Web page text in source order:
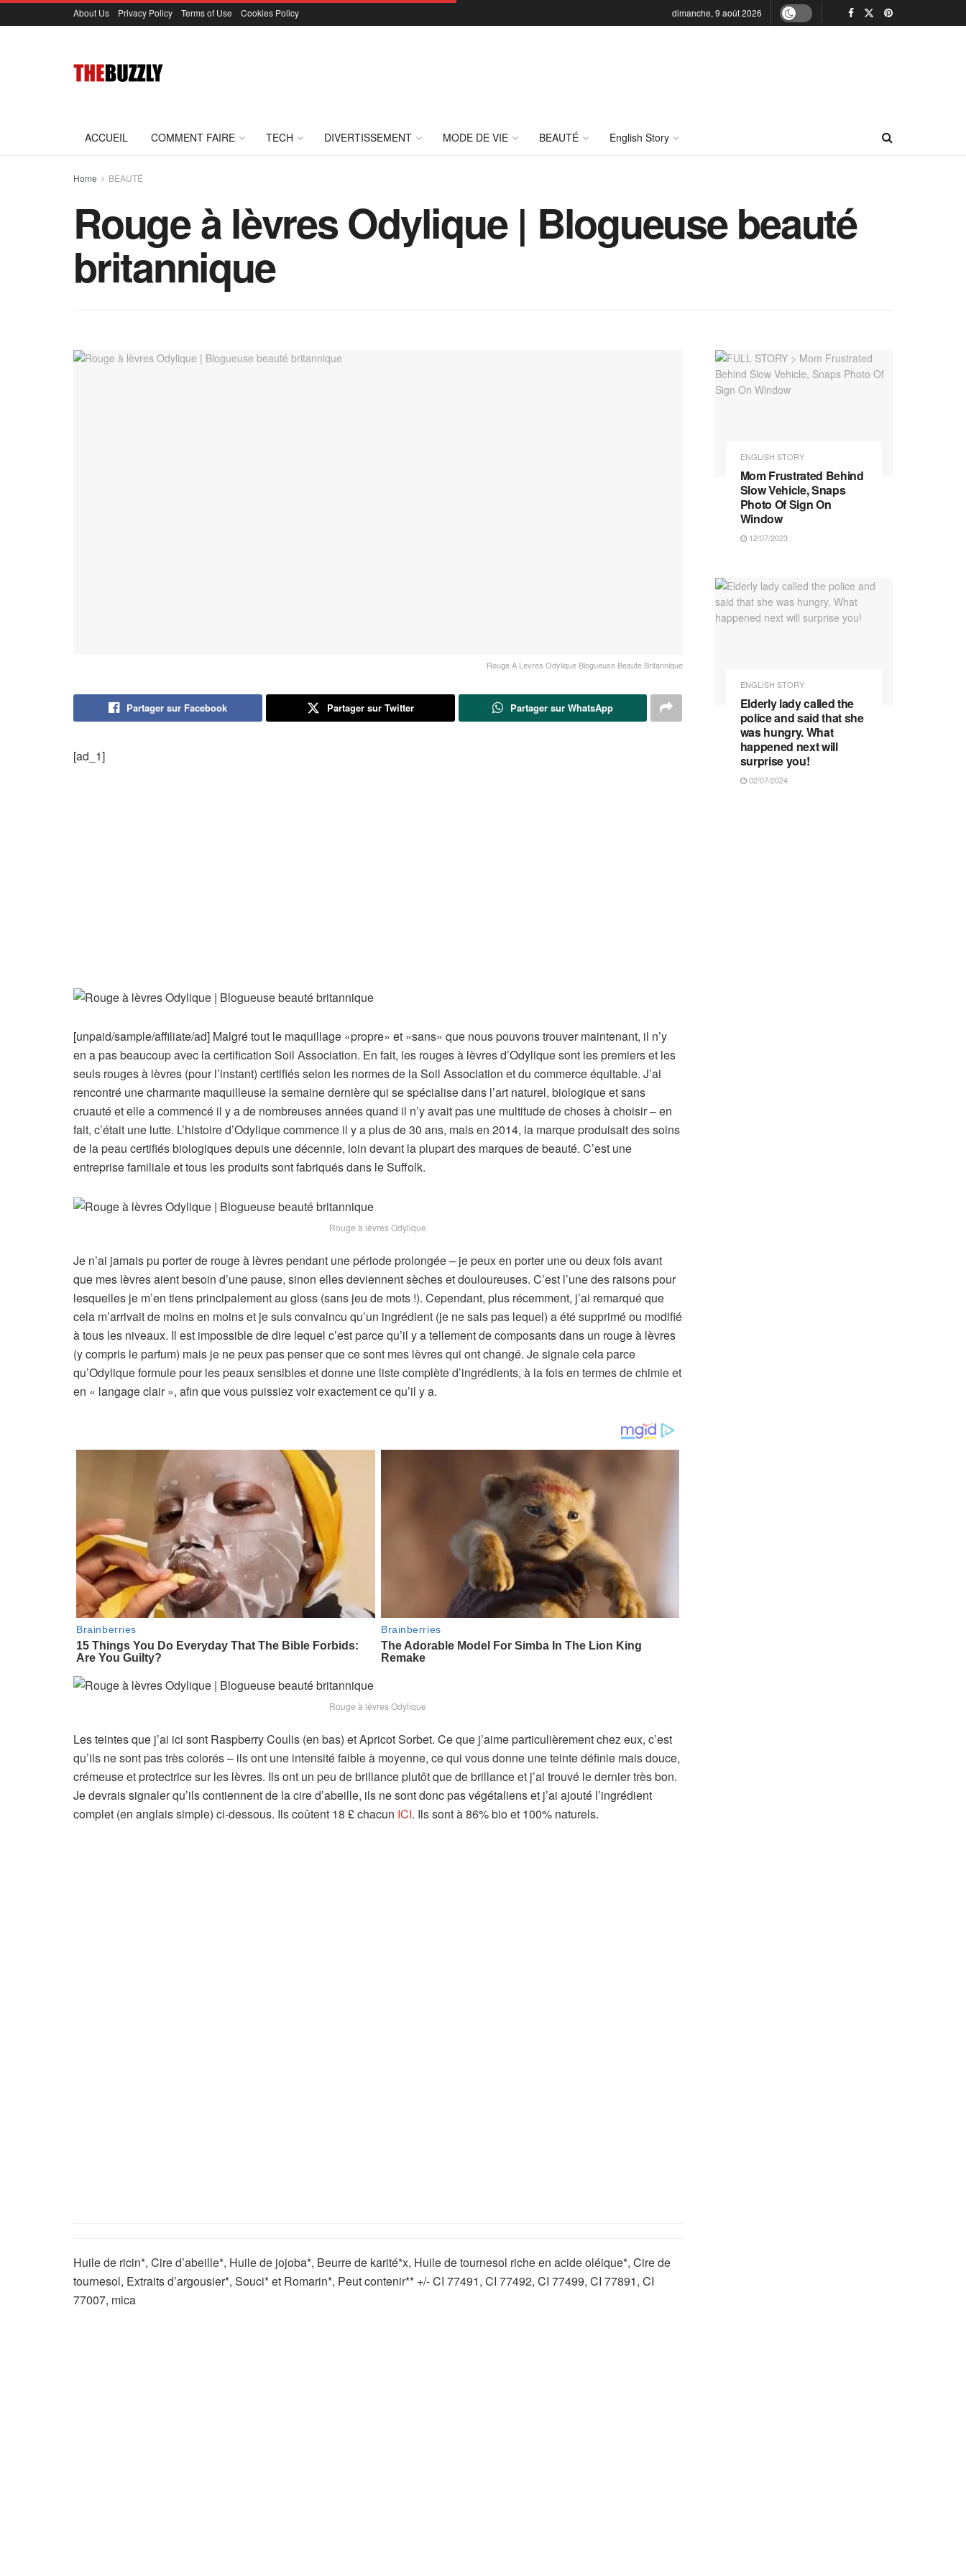
About Us Privacy Policy Terms of Use Cookies Policy dimanche, 9 août 2026
ACCUEIL COMMENT FAIRE TECH DIVERTISSEMENT MODE DE VIE BEAUTÉ English Story
Home BEAUTÉ
Rouge à lèvres Odylique | Blogueuse beauté
britannique
Rouge A Levres Odylique Blogueuse Beaute Britannique
Partager sur Facebook Partager sur Twitter Partager sur WhatsApp
[ad_1]
[unpaid/sample/affiliate/ad] Malgré tout le maquillage «propre» et «sans» que nous pouvons trouver maintenant, il n’y
en a pas beaucoup avec la certification Soil Association. En fait, les rouges à lèvres d’Odylique sont les premiers et les
seuls rouges à lèvres (pour l’instant) certifiés selon les normes de la Soil Association et du commerce équitable. J’ai
rencontré une charmante maquilleuse la semaine dernière qui se spécialise dans l’art naturel, biologique et sans
cruauté et elle a commencé il y a de nombreuses années quand il n’y avait pas une multitude de choses à choisir – en
fait, c’était une lutte. L’histoire d’Odylique commence il y a plus de 30 ans, mais en 2014, la marque produisait des soins
de la peau certifiés biologiques depuis une décennie, loin devant la plupart des marques de beauté. C’est une
entreprise familiale et tous les produits sont fabriqués dans le Suffolk.
Rouge à lèvres Odylique
Je n’ai jamais pu porter de rouge à lèvres pendant une période prolongée – je peux en porter une ou deux fois avant
que mes lèvres aient besoin d’une pause, sinon elles deviennent sèches et douloureuses. C’est l’une des raisons pour
lesquelles je m’en tiens principalement au gloss (sans jeu de mots !). Cependant, plus récemment, j’ai remarqué que
cela m’arrivait de moins en moins et je suis convaincu qu’un ingrédient (je ne sais pas lequel) a été supprimé ou modifié
à tous les niveaux. Il est impossible de dire lequel c’est parce qu’il y a tellement de composants dans un rouge à lèvres
(y compris le parfum) mais je ne peux pas penser que ce sont mes lèvres qui ont changé. Je signale cela parce
qu’Odylique formule pour les peaux sensibles et donne une liste complète d’ingrédients, à la fois en termes de chimie et
en « langage clair », afin que vous puissiez voir exactement ce qu’il y a.
Rouge à lèvres Odylique
Les teintes que j’ai ici sont Raspberry Coulis (en bas) et Apricot Sorbet. Ce que j’aime particulièrement chez eux, c’est
qu’ils ne sont pas très colorés – ils ont une intensité faible à moyenne, ce qui vous donne une teinte définie mais douce,
crémeuse et protectrice sur les lèvres. Ils ont un peu de brillance plutôt que de brillance et j’ai trouvé le dernier très bon.
Je devrais signaler qu’ils contiennent de la cire d’abeille, ils ne sont donc pas végétaliens et j’ai ajouté l’ingrédient
complet (en anglais simple) ci-dessous. Ils coûtent 18 £ chacun ICI. Ils sont à 86% bio et 100% naturels.
Huile de ricin*, Cire d’abeille*, Huile de jojoba*, Beurre de karité*x, Huile de tournesol riche en acide oléique*, Cire de
tournesol, Extraits d’argousier*, Souci* et Romarin*, Peut contenir** +/- CI 77491, CI 77492, CI 77499, CI 77891, CI
77007, mica
ENGLISH STORY
Mom Frustrated Behind
Slow Vehicle, Snaps
Photo Of Sign On
Window
12/07/2023
ENGLISH STORY
Elderly lady called the
police and said that she
was hungry. What
happened next will
surprise you!
02/07/2024